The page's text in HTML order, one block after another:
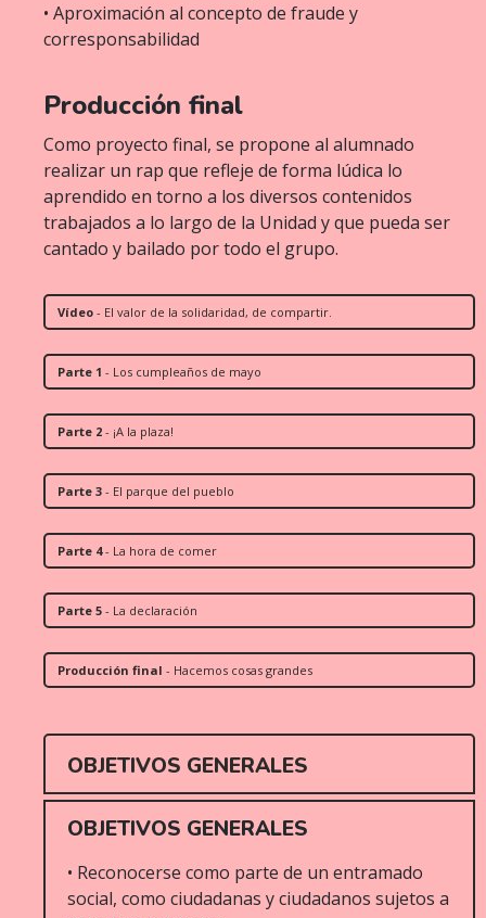
• Aproximación al concepto de fraude y
corresponsabilidad
Producción final
Como proyecto final, se propone al alumnado
realizar un rap que refleje de forma lúdica lo
aprendido en torno a los diversos contenidos
trabajados a lo largo de la Unidad y que pueda ser
cantado y bailado por todo el grupo.
Vídeo - El valor de la solidaridad, de compartir.
Parte 1 - Los cumpleaños de mayo
Parte 2 - ¡A la plaza!
Parte 3 - El parque del pueblo
Parte 4- La hora de comer
Parte 5 - La declaración
Producción final - Hacemos cosas grandes
OBJETIVOS GENERALES
OBJETIVOS GENERALES
• Reconocerse como parte de un entramado
social, como ciudadanas y ciudadanos sujetos a